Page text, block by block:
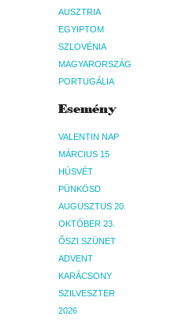
AUSZTRIA
EGYIPTOM
SZLOVÉNIA
MAGYARORSZÁG
PORTUGÁLIA
Esemény
VALENTIN NAP
MÁRCIUS 15
HÚSVÉT
PÜNKÖSD
AUGUSZTUS 20.
OKTÓBER 23.
ŐSZI SZÜNET
ADVENT
KARÁCSONY
SZILVESZTER
2026